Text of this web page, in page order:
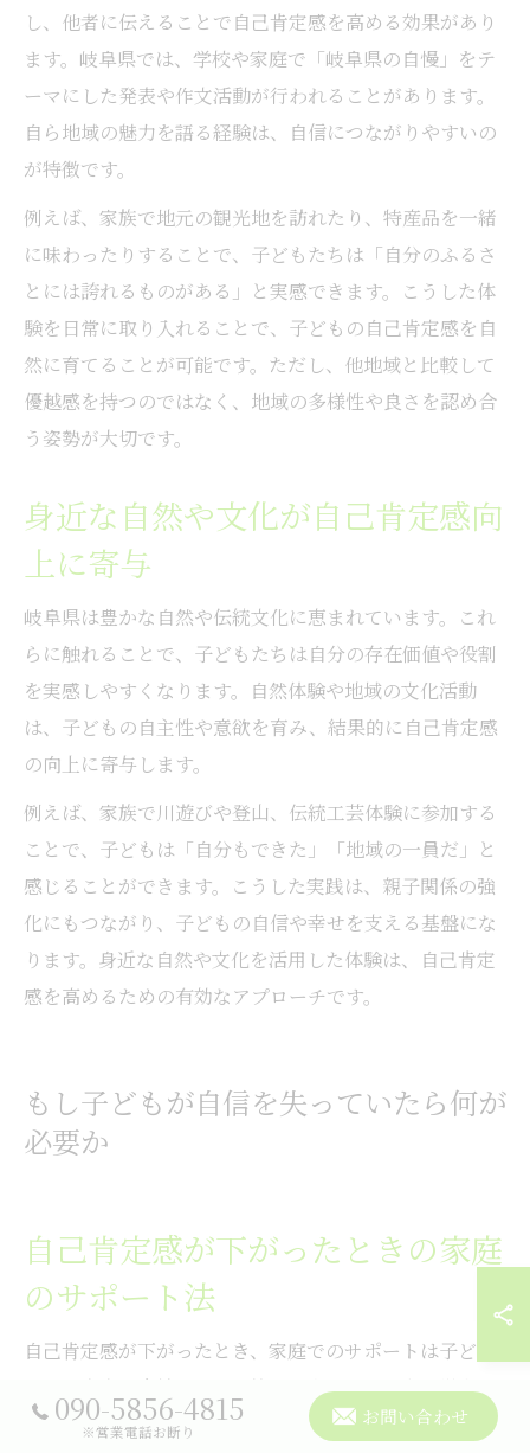
し、他者に伝えることで自己肯定感を高める効果があり
ます。岐阜県では、学校や家庭で「岐阜県の自慢」をテ
ーマにした発表や作文活動が行われることがあります。
自ら地域の魅力を語る経験は、自信につながりやすいの
が特徴です。
例えば、家族で地元の観光地を訪れたり、特産品を一緒
に味わったりすることで、子どもたちは「自分のふるさ
とには誇れるものがある」と実感できます。こうした体
験を日常に取り入れることで、子どもの自己肯定感を自
然に育てることが可能です。ただし、他地域と比較して
優越感を持つのではなく、地域の多様性や良さを認め合
う姿勢が大切です。
身近な自然や文化が自己肯定感向
上に寄与
岐阜県は豊かな自然や伝統文化に恵まれています。これ
らに触れることで、子どもたちは自分の存在価値や役割
を実感しやすくなります。自然体験や地域の文化活動
は、子どもの自主性や意欲を育み、結果的に自己肯定感
の向上に寄与します。
例えば、家族で川遊びや登山、伝統工芸体験に参加する
ことで、子どもは「自分もできた」「地域の一員だ」と
感じることができます。こうした実践は、親子関係の強
化にもつながり、子どもの自信や幸せを支える基盤にな
ります。身近な自然や文化を活用した体験は、自己肯定
感を高めるための有効なアプローチです。
もし子どもが自信を失っていたら何が
必要か
自己肯定感が下がったときの家庭
のサポート法
自己肯定感が下がったとき、家庭でのサポートは子ども
の心の安定に直結します。特に岐阜県では、全国学力・
学習状況調査の結果からも、子どもたちの自信や意欲の
090-5856-4815
※営業電話お断り
お問い合わせ